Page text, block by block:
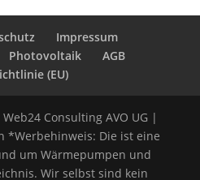
Impressum
Photovoltaik
AGB
(EU)
Consulting AVO UG |
*Werbehinweis: Die ist eine
um Wärmepumpen und
Wir selbst sind kein